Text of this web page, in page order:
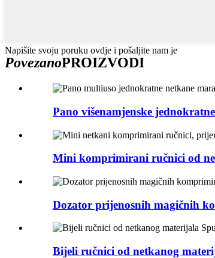
Napišite svoju poruku ovdje i pošaljite nam je
PovezanoPROIZVODI
Pano višenamjenske
Mini komprimirani ručnici od
Dozator prijenosnih magičnih
Bijeli ručnici od netkanog